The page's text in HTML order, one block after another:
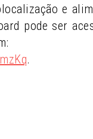
e
pode ser
.